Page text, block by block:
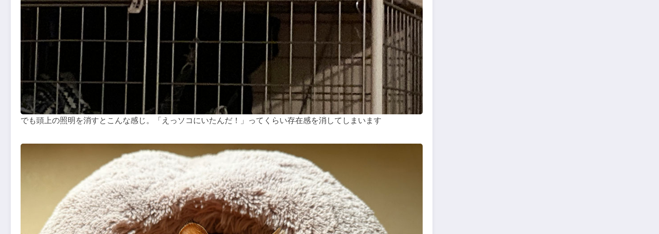
でも頭上の照明を消すとこんな感じ。「えっソコにいたんだ！」ってくらい存在感を消してしまいます